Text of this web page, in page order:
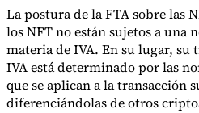
La postura de la FTA sobre las
los NFT no están sujetos a una
materia de IVA. En su lugar, su
IVA está determinado por las
que se aplican a la transacción
diferenciándolas de otros